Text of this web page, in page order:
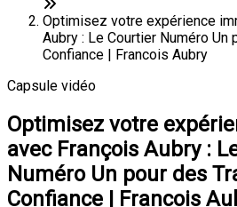
Optimisez votre expérience
Aubry : Le Courtier Numéro Un
Confiance | Francois Aubry
Capsule vidéo
Optimisez votre
avec François Aubry :
Numéro Un pour des
Confiance | Francois